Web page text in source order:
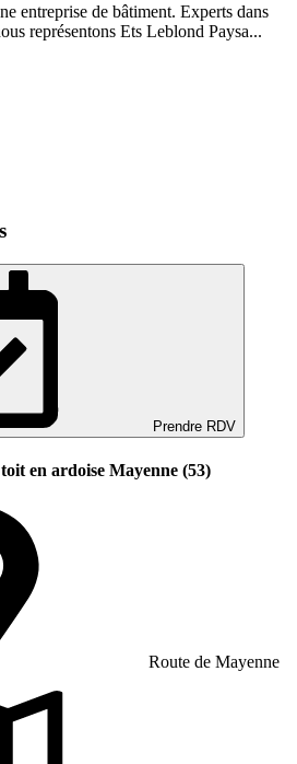
entreprise de bâtiment. Experts dans
représentons Ets Leblond Paysa...
Prendre RDV
en ardoise Mayenne (53)
Route de Mayenne